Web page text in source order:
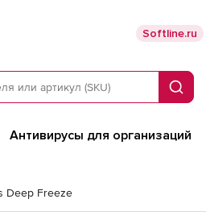
Softline.ru
Поиск
Антивирусы для организаций
Deep Freeze